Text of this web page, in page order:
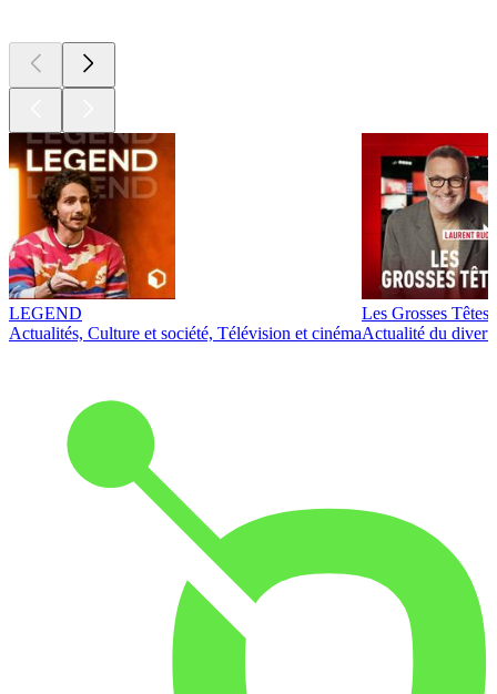
LEGEND
Actualités, Culture et société, Télévision et cinéma
Les Grosses Têtes
Actualité du